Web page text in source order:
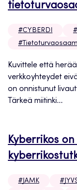
#CYBERDI
Kuvittele että
verkkoyhteydet
on onnistunut
Tärkeä miitinki...
Kyberrikos
#JAMK